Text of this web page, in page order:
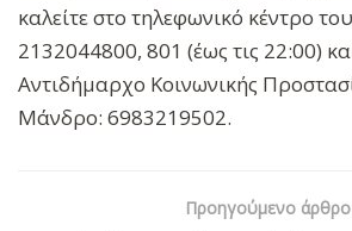
καλείτε στο τηλεφωνικό κέντρο
2132044800, 801 (έως τις 22:00)
Αντιδήμαρχο Κοινωνικής
Μάνδρο: 6983219502.
Προηγούμενο άρθρο